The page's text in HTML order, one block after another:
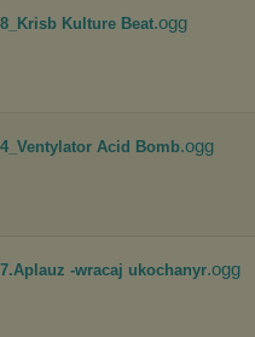
Kulture Beat.ogg
Acid Bomb.ogg
-wracaj ukochanyr.ogg